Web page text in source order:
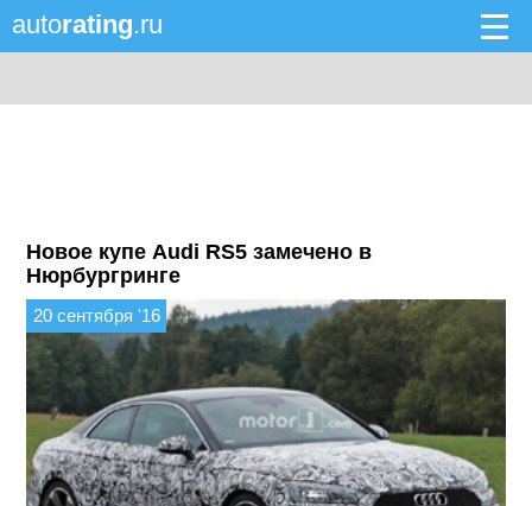
autorating.ru
Новое купе Audi RS5 замечено в
Нюрбургринге
20 сентября '16